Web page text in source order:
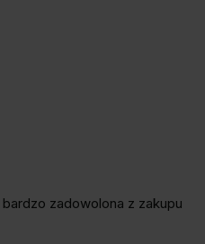
zadowolona z zakupu